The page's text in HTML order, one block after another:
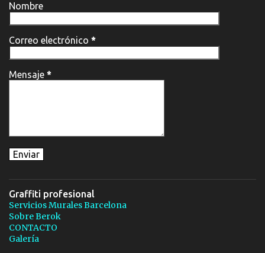
Nombre
Correo electrónico *
Mensaje *
Graffiti profesional
Servicios Murales Barcelona
Sobre Berok
CONTACTO
Galería